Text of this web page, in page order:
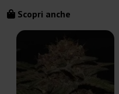
Scopri anche